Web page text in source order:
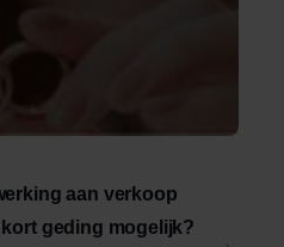
aan verkoop
geding mogelijk?